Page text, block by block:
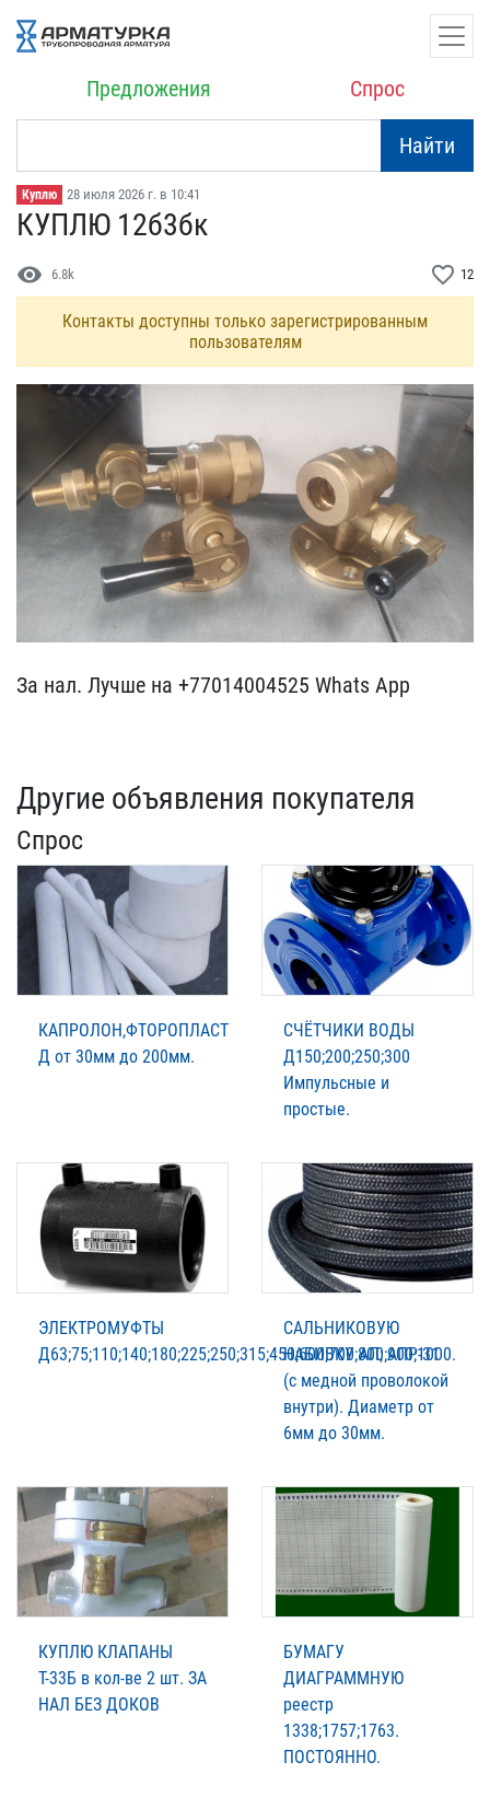
Предложения Спрос
Найти
Куплю 28 июля 2026 г. в 10:41
КУПЛЮ 12б3бк
visibility 6.8k favorite_border 12
Контакты доступны только зарегистрированным
пользователям
За нал. Лучше на +770140​04525 Whats App
Другие объявления покупателя
Спрос
КАПРОЛОН,ФТОРОПЛАСТ
Д от 30мм до 200мм.
СЧЁТЧИКИ ВОДЫ
Д150;200;250;300
Импульсные и
простые.
ЭЛЕКТРОМУФТЫ
Д63;75;110;140;180;225;250;315;450;600;700;800;900;1000.
САЛЬНИКОВУЮ
НАБИВКУ АП; АПР-31
(с медной проволокой
внутри). Диаметр от
6мм до 30мм.
КУПЛЮ КЛАПАНЫ
Т-33Б в кол-ве 2 шт. ЗА
НАЛ БЕЗ ДОКОВ
БУМАГУ
ДИАГРАММНУЮ
реестр
1338;1757;1763.
ПОСТОЯННО.